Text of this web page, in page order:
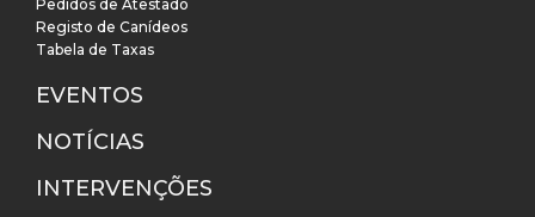
Pedidos de Atestado
Registo de Canídeos
Tabela de Taxas
EVENTOS
NOTÍCIAS
INTERVENÇÕES